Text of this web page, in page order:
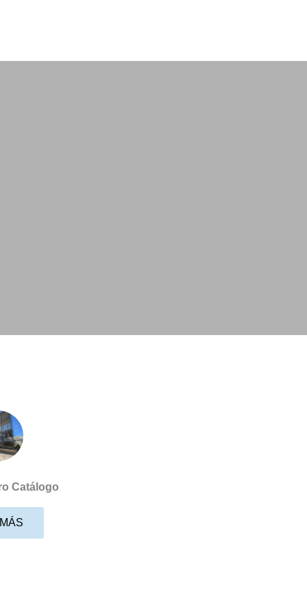
Catálogo